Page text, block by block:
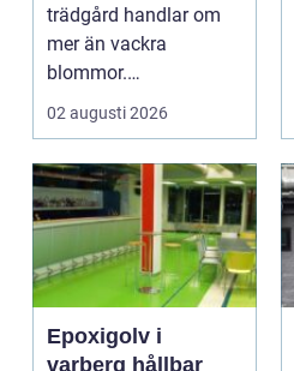
trädgård handlar om
mer än vackra
blommor.
trädgårdsdesign
förenar funktion, form
och ...
02 augusti 2026
Epoxigolv i
varberg hållbar